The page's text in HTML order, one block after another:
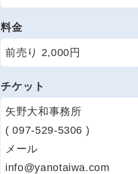
料金
前売り 2,000円
チケット
矢野大和事務所
( 097-529-5306 )
メール
info@yanotaiwa.com